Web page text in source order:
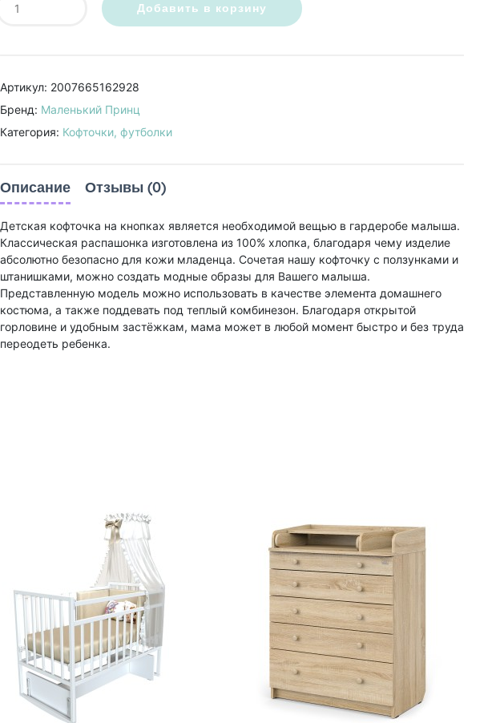
Добавить в корзину
Артикул: 2007665162928
Бренд: Маленький Принц
Категория: Кофточки, футболки
Описание Отзывы (0)
Детская кофточка на кнопках является необходимой вещью в гардеробе малыша.
Классическая распашонка изготовлена из 100% хлопка, благодаря чему изделие
абсолютно безопасно для кожи младенца. Сочетая нашу кофточку с ползунками и
штанишками, можно создать модные образы для Вашего малыша.
Представленную модель можно использовать в качестве элемента домашнего
костюма, а также поддевать под теплый комбинезон. Благодаря открытой
горловине и удобным застёжкам, мама может в любой момент быстро и без труда
переодеть ребенка.